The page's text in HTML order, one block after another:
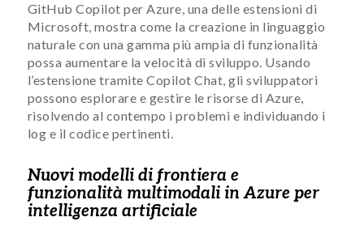
GitHub Copilot per Azure, una delle estensioni di
Microsoft, mostra come la creazione in linguaggio
naturale con una gamma più ampia di funzionalità
possa aumentare la velocità di sviluppo. Usando
l’estensione tramite Copilot Chat, gli sviluppatori
possono esplorare e gestire le risorse di Azure,
risolvendo al contempo i problemi e individuando i
log e il codice pertinenti.
Nuovi modelli di frontiera e
funzionalità multimodali in Azure per
intelligenza artificiale